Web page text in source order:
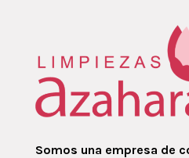
Somos una empresa de